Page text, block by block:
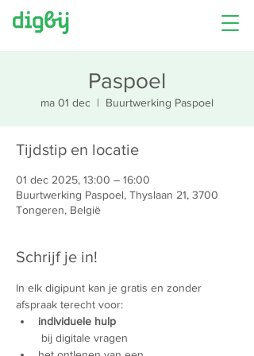
Paspoel
ma 01 dec
  |
Buurtwerking Paspoel
Tijdstip en locatie
01 dec 2025, 13:00 – 16:00
Buurtwerking Paspoel, Thyslaan 21, 3700
Tongeren, België
Schrijf je in!
In elk digipunt kan je gratis en zonder
afspraak terecht voor:
individuele hulp
bij digitale vragen